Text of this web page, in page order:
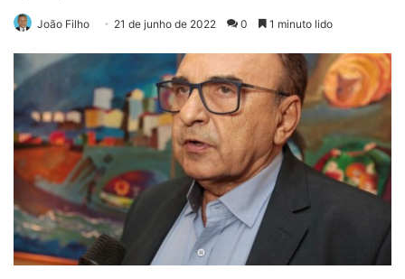
João Filho 21 de junho de 2022 0 1 minuto lido